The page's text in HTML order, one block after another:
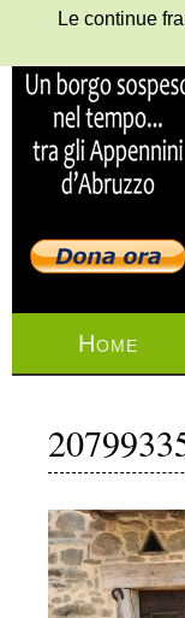
Home
Le continue